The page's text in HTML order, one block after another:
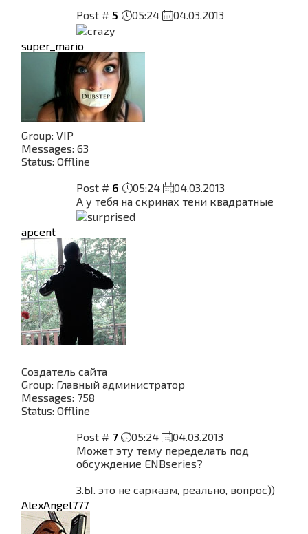
Post # 5 05:24 04.03.2013
super_mario
Group: VIP
Messages: 63
Status: Offline
Post # 6 05:24
04.03.2013
А у тебя на скринах тени квадратные
apcent
Создатель сайта
Group: Главный администратор
Messages: 758
Status: Offline
Post # 7 05:24
04.03.2013
Может эту тему переделать под
обсуждение ENBseries?
З.Ы. это не сарказм, реально, вопрос))
AlexAngel777